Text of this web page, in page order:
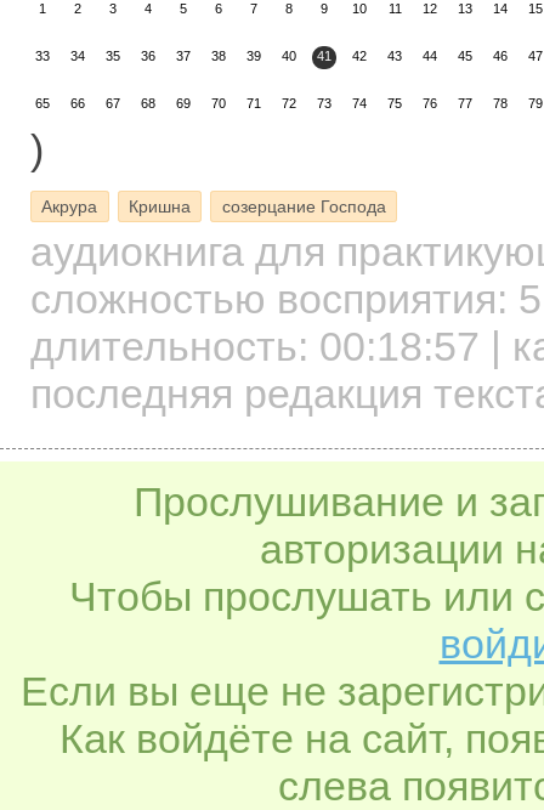
1 2 3 4 5 6 7 8 9 10 11 12 13 14 15
33 34 35 36 37 38 39 40 41 42 43 44 45 46 47
65 66 67 68 69 70 71 72 73 74 75 76 77 78 79
)
Акрура Кришна созерцание Господа
аудиокнига для
сложностью восприятия: 5
длительность: 00:18:57 |
последняя редакция
Прослушивание и
авторизации
Чтобы прослушать или
Если вы еще не
Как войдёте на сайт,
слева